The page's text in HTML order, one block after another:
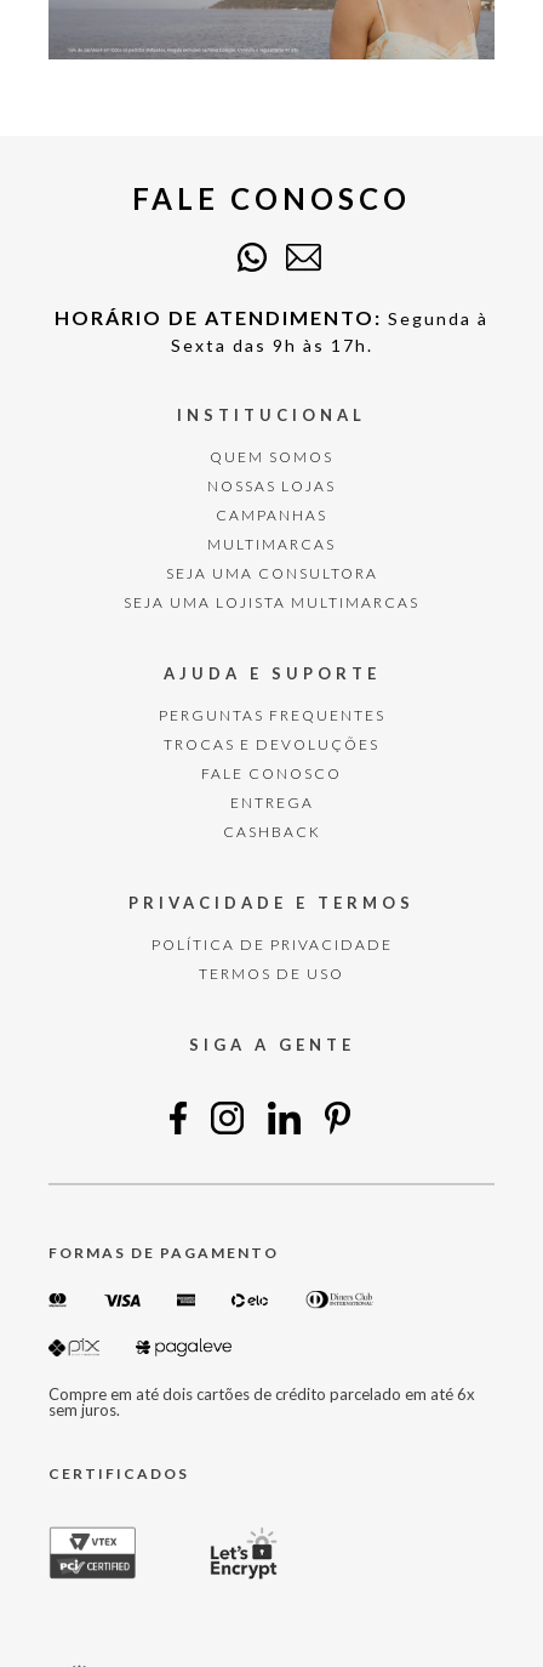
FALE CONOSCO
HORÁRIO DE ATENDIMENTO: Segunda à
Sexta das 9h às 17h.
INSTITUCIONAL
QUEM SOMOS
NOSSAS LOJAS
CAMPANHAS
MULTIMARCAS
SEJA UMA CONSULTORA
SEJA UMA LOJISTA MULTIMARCAS
AJUDA E SUPORTE
PERGUNTAS FREQUENTES
TROCAS E DEVOLUÇÕES
FALE CONOSCO
ENTREGA
CASHBACK
PRIVACIDADE E TERMOS
POLÍTICA DE PRIVACIDADE
TERMOS DE USO
SIGA A GENTE
FORMAS DE PAGAMENTO
Compre em até dois cartões de crédito parcelado em até 6x
sem juros.
CERTIFICADOS